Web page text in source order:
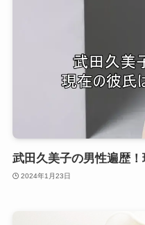
武田久美子の男性遍歴
2024年1月23日